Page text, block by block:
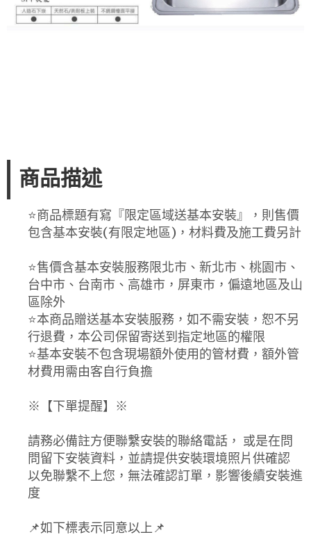
商品描述
⭐️商品標題有寫『限定區域送基本安裝』，則售價
包含基本安裝(有限定地區)，材料費及施工費另計
⭐️售價含基本安裝服務限北市、新北市、桃園市、
台中市、台南市、高雄市，屏東市，偏遠地區及山
區除外
⭐️本商品贈送基本安裝服務，如不需安裝，恕不另
行退費，本公司保留寄送到指定地區的權限
⭐️基本安裝不包含現場額外使用的管材費，額外管
材費用需由客自行負擔
※【下單提醒】※
請務必備註方便聯繫安裝的聯絡電話， 或是在問
問留下安裝資料，並請提供安裝環境照片供確認
以免聯繫不上您，無法確認訂單，影響後續安裝進
度
📌如下標表示同意以上📌